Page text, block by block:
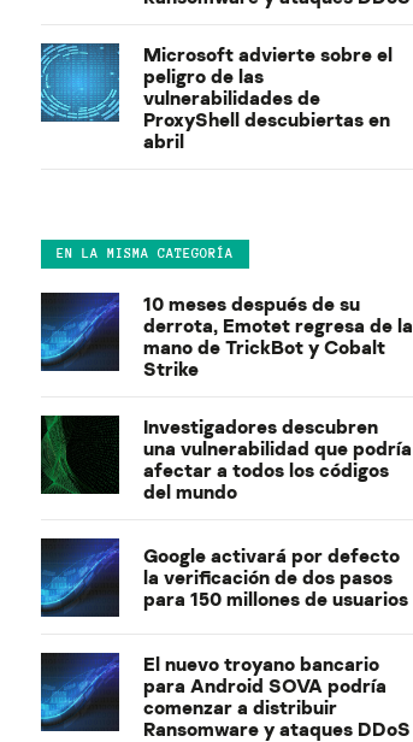
Microsoft advierte sobre el
peligro de las
vulnerabilidades de
ProxyShell descubiertas en
abril
EN LA MISMA CATEGORÍA
10 meses después de su
derrota, Emotet regresa de la
mano de TrickBot y Cobalt
Strike
Investigadores descubren
una vulnerabilidad que podría
afectar a todos los códigos
del mundo
Google activará por defecto
la verificación de dos pasos
para 150 millones de usuarios
El nuevo troyano bancario
para Android SOVA podría
comenzar a distribuir
Ransomware y ataques DDoS